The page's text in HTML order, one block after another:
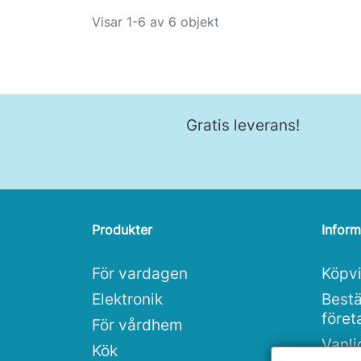
Visar 1-6 av 6 objekt
Gratis leverans!
Produkter
För vardagen
Elektronik
För vårdhem
Kök